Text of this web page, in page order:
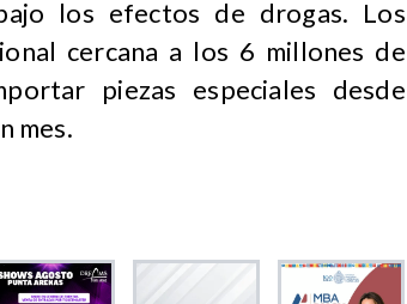
los efectos de drogas. Los
cercana a los 6 millones de
piezas especiales desde
mes.